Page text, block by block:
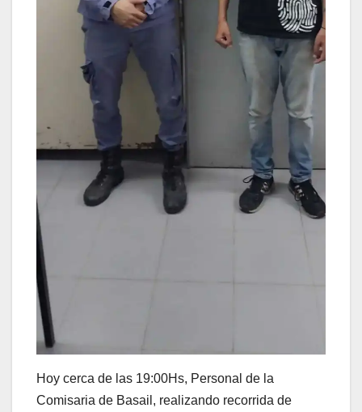
Hoy cerca de las 19:00Hs, Personal de la
Comisaria de Basail, realizando recorrida de